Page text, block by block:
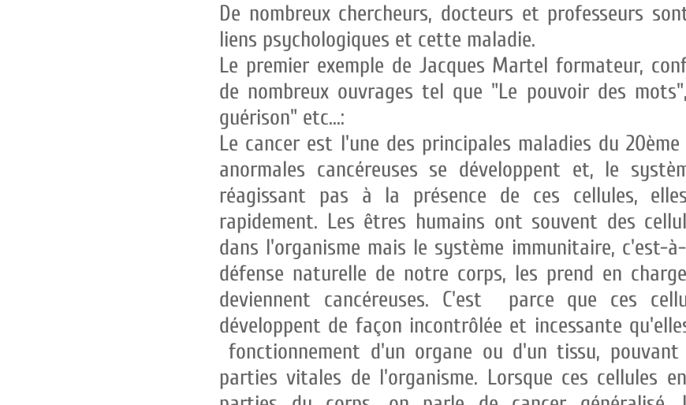
De nombreux chercheurs, docteurs et professeurs
liens psychologiques et cette maladie.
Le premier exemple de Jacques Martel formateur,
de nombreux ouvrages tel que "Le pouvoir des
guérison" etc...:
Le cancer est l'une des principales maladies du 20ème
anormales cancéreuses se développent et, le
réagissant pas à la présence de ces cellules,
rapidement. Les êtres humains ont souvent des
dans l'organisme mais le système immunitaire, c'est-
défense naturelle de notre corps, les prend en
deviennent cancéreuses. C'est parce que ces
développent de façon incontrôlée et incessante
fonctionnement d'un organe ou d'un tissu,
parties vitales de l'organisme. Lorsque ces cellules